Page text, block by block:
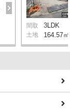
間取 3LDK
土地 164.57㎡